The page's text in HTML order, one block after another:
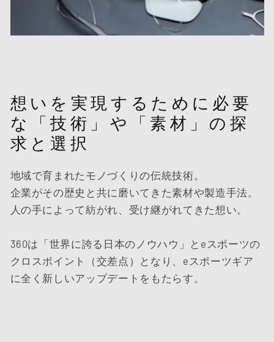
想いを実現するために必要
な「技術」や「素材」の探
求と選択
地域で育まれたモノづくりの伝統技術。
企業がその歴史と共に磨いてきた素材や製造手法。
人の手によって紡がれ、受け継がれてきた想い。
360は「世界に誇る日本のノウハウ」とeスポーツの
クロスポイント（交差点）となり、eスポーツギア
に全く新しいアップデートをもたらす。